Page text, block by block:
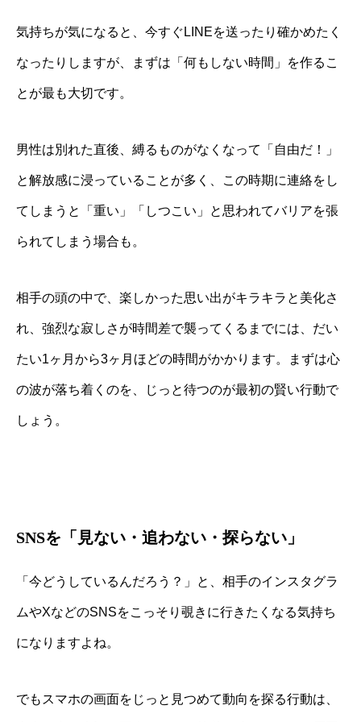
気持ちが気になると、今すぐLINEを送ったり確かめたく
なったりしますが、まずは「何もしない時間」を作るこ
とが最も大切です。
男性は別れた直後、縛るものがなくなって「自由だ！」
と解放感に浸っていることが多く、この時期に連絡をし
てしまうと「重い」「しつこい」と思われてバリアを張
られてしまう場合も。
相手の頭の中で、楽しかった思い出がキラキラと美化さ
れ、強烈な寂しさが時間差で襲ってくるまでには、だい
たい1ヶ月から3ヶ月ほどの時間がかかります。まずは心
の波が落ち着くのを、じっと待つのが最初の賢い行動で
しょう。
SNSを「見ない・追わない・探らない」
「今どうしているんだろう？」と、相手のインスタグラ
ムやXなどのSNSをこっそり覗きに行きたくなる気持ち
になりますよね。
でもスマホの画面をじっと見つめて動向を探る行動は、